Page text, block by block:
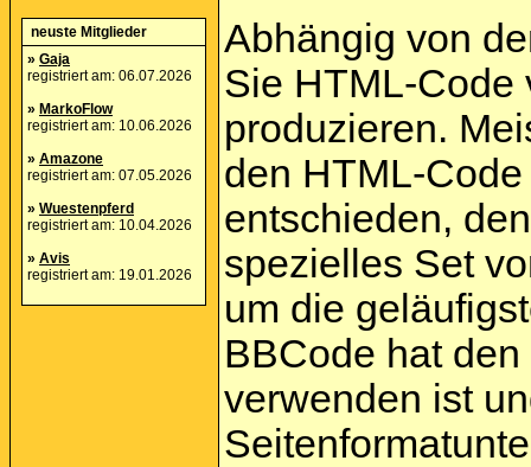
neuste Mitglieder
» Gaja
registriert am: 06.07.2026
» MarkoFlow
registriert am: 10.06.2026
» Amazone
registriert am: 07.05.2026
» Wuestenpferd
registriert am: 10.04.2026
» Avis
registriert am: 19.01.2026
Abhängig von
Sie HTML-Code
produzieren.
den HTML-
entschieden,
spezielles Set
um die
BBCode hat
verwenden ist